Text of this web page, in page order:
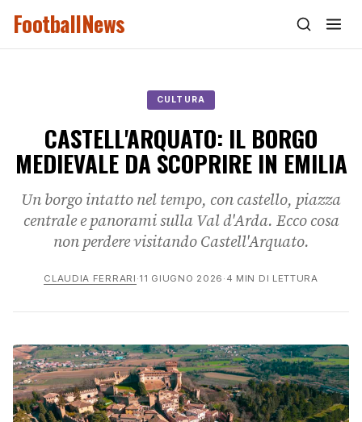
FootballNews
CULTURA
CASTELL'ARQUATO: IL BORGO
MEDIEVALE DA SCOPRIRE IN EMILIA
Un borgo intatto nel tempo, con castello, piazza
centrale e panorami sulla Val d'Arda. Ecco cosa
non perdere visitando Castell'Arquato.
CLAUDIA FERRARI ·11 GIUGNO 2026 · 4 MIN DI LETTURA